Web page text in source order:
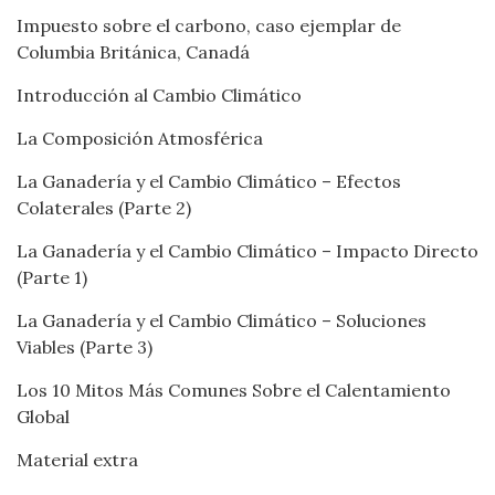
Impuesto sobre el carbono, caso ejemplar de
Columbia Británica, Canadá
Introducción al Cambio Climático
La Composición Atmosférica
La Ganadería y el Cambio Climático – Efectos
Colaterales (Parte 2)
La Ganadería y el Cambio Climático – Impacto Directo
(Parte 1)
La Ganadería y el Cambio Climático – Soluciones
Viables (Parte 3)
Los 10 Mitos Más Comunes Sobre el Calentamiento
Global
Material extra